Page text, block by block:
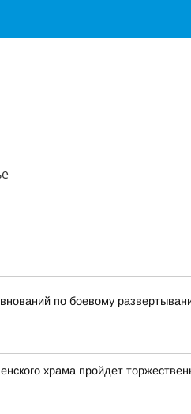
по боевому
храма пройдет